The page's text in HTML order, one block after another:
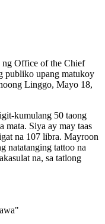
Office of the Chief
publiko upang matukoy
Linggo, Mayo 18,
kumulang 50 taong
mata. Siya ay may taas
na 107 libra. Mayroon
natatanging tattoo na
na, sa tatlong